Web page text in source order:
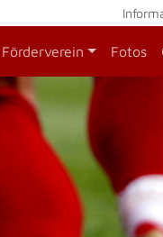
Förderverein Fotos